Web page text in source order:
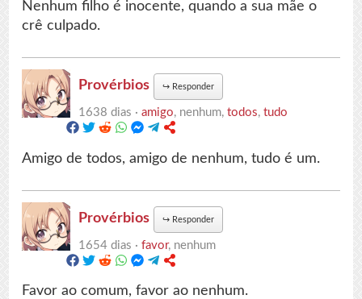
Nenhum filho é inocente, quando a sua mãe o
crê culpado.
Provérbios ↪ Responder
1638 dias ·amigo, nenhum,todos,tudo
Amigo de todos, amigo de nenhum, tudo é um.
Provérbios ↪ Responder
1654 dias ·favor, nenhum
Favor ao comum, favor ao nenhum.